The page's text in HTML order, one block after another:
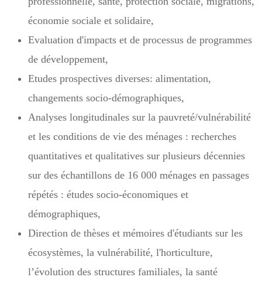
économie sociale et solidaire,
Evaluation d'impacts et de processus de programmes
de développement,
Etudes prospectives diverses: alimentation,
changements socio-démographiques,
Analyses longitudinales sur la pauvreté/vulnérabilité
et les conditions de vie des ménages : recherches
quantitatives et qualitatives sur plusieurs décennies
sur des échantillons de 16 000 ménages en passages
répétés : études socio-économiques et
démographiques,
Direction de thèses et mémoires d'étudiants sur les
écosystèmes, la vulnérabilité, l'horticulture,
l’évolution des structures familiales, la santé